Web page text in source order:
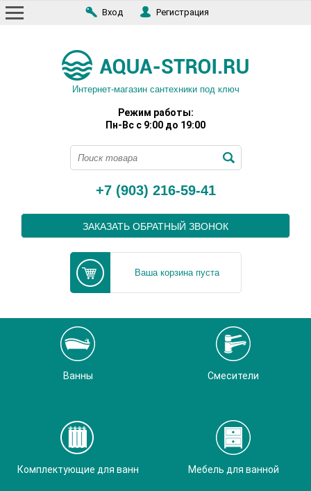
Вход Регистрация
Интернет-магазин сантехники под ключ
Режим работы:
Пн-Вс с 9:00 до 19:00
+7 (903) 216-59-41
ЗАКАЗАТЬ ОБРАТНЫЙ ЗВОНОК
Ваша корзина пуста
Ванны Смесители
Комплектующие для ванн Мебель для ванной